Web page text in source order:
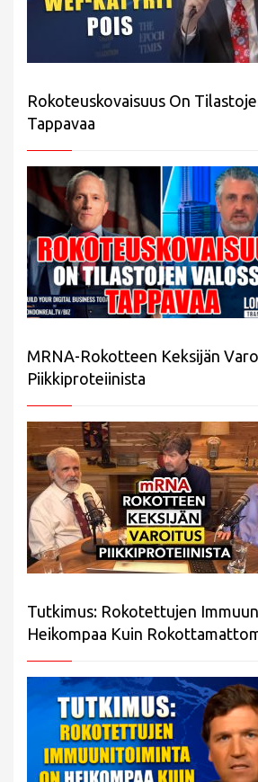
Rokoteuskovaisuus On
Tappavaa
MRNA-Rokotteen Keksijän
Piikkiproteiinista
Tutkimus: Rokotettujen
Heikompaa Kuin